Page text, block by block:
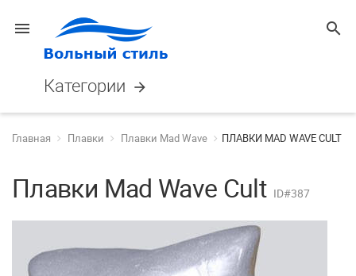
menu search
Категории arrow_forward
Главная Плавки Плавки Mad Wave ПЛАВКИ MAD WAVE CULT
Плавки Mad Wave Cult ID#387